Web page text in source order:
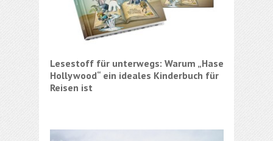
Lesestoff für unterwegs: Warum „Hase
Hollywood“ ein ideales Kinderbuch für
Reisen ist